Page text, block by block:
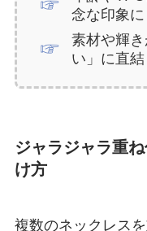
念な印象に
素材や輝
い」に直結
ジャラジャラ重
け方
複数のネックレス